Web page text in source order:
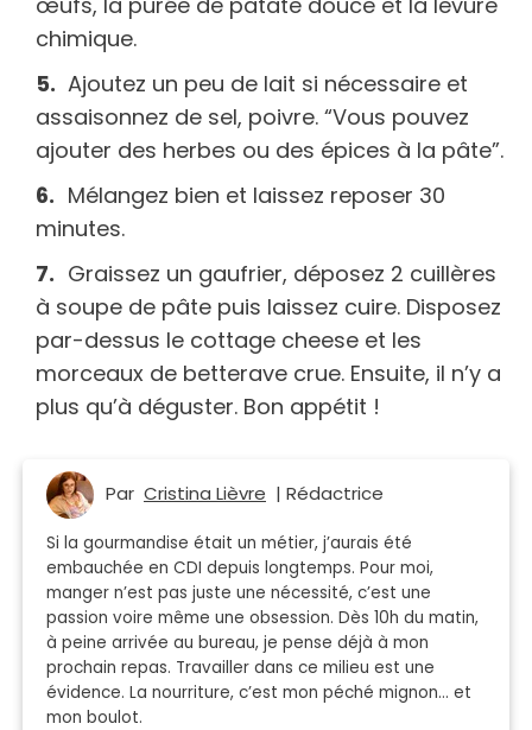
chimique.
Ajoutez un peu de lait si nécessaire et
assaisonnez de sel, poivre. “Vous pouvez
ajouter des herbes ou des épices à la pâte”.
Mélangez bien et laissez reposer 30
minutes.
Graissez un gaufrier, déposez 2 cuillères
à soupe de pâte puis laissez cuire. Disposez
par-dessus le cottage cheese et les
morceaux de betterave crue. Ensuite, il n’y a
plus qu’à déguster. Bon appétit !
Par Cristina Lièvre | Rédactrice
Si la gourmandise était un métier, j’aurais été
embauchée en CDI depuis longtemps. Pour moi,
manger n’est pas juste une nécessité, c’est une
passion voire même une obsession. Dès 10h du matin,
à peine arrivée au bureau, je pense déjà à mon
prochain repas. Travailler dans ce milieu est une
évidence. La nourriture, c’est mon péché mignon… et
mon boulot.